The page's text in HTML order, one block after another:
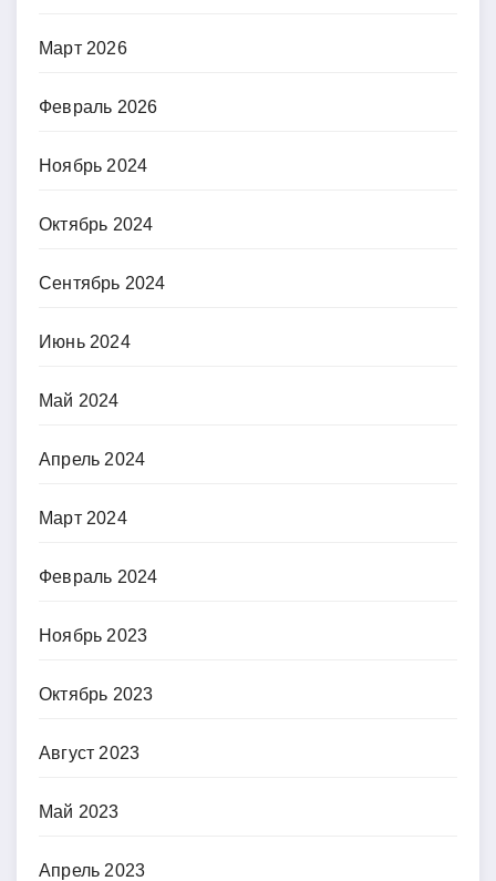
Март 2026
Февраль 2026
Ноябрь 2024
Октябрь 2024
Сентябрь 2024
Июнь 2024
Май 2024
Апрель 2024
Март 2024
Февраль 2024
Ноябрь 2023
Октябрь 2023
Август 2023
Май 2023
Апрель 2023